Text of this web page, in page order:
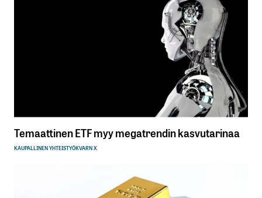
Temaattinen ETF myy megatrendin kasvutarinaa
KAUPALLINEN YHTEISTYÖKVARN X